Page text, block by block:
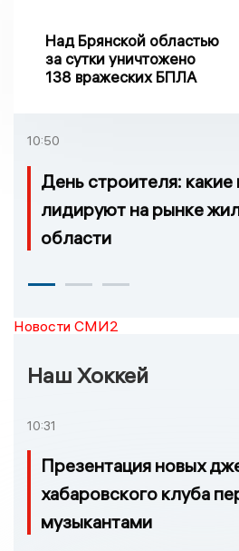
Над Брянской областью
за сутки уничтожено
138 вражеских БПЛА
10:50
День строителя:
лидируют на рынке
области
Новости СМИ2
Наш Хоккей
10:31
Презентация новых
хабаровского клуба
музыкантами